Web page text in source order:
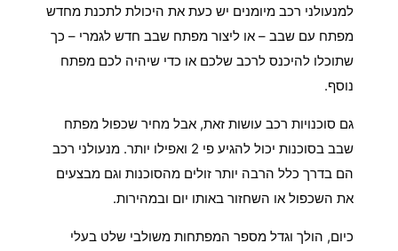
למנעולני רכב מיומנים יש כעת את היכולת לתכנת מחדש
מפתח עם שבב – או ליצור מפתח שבב חדש לגמרי – כך
שתוכלו להיכנס לרכב שלכם או כדי שיהיה לכם מפתח
נוסף.
גם סוכנויות רכב עושות זאת, אבל מחיר שכפול מפתח
שבב בסוכנות יכול להגיע פי 2 ואפילו יותר. מנעולני רכב
הם בדרך כלל הרבה יותר זולים מהסוכנות וגם מבצעים
את השכפול או השחזור באותו יום ובמהירות.
כיום, הולך וגדל מספר המפתחות משולבי שלט בעלי